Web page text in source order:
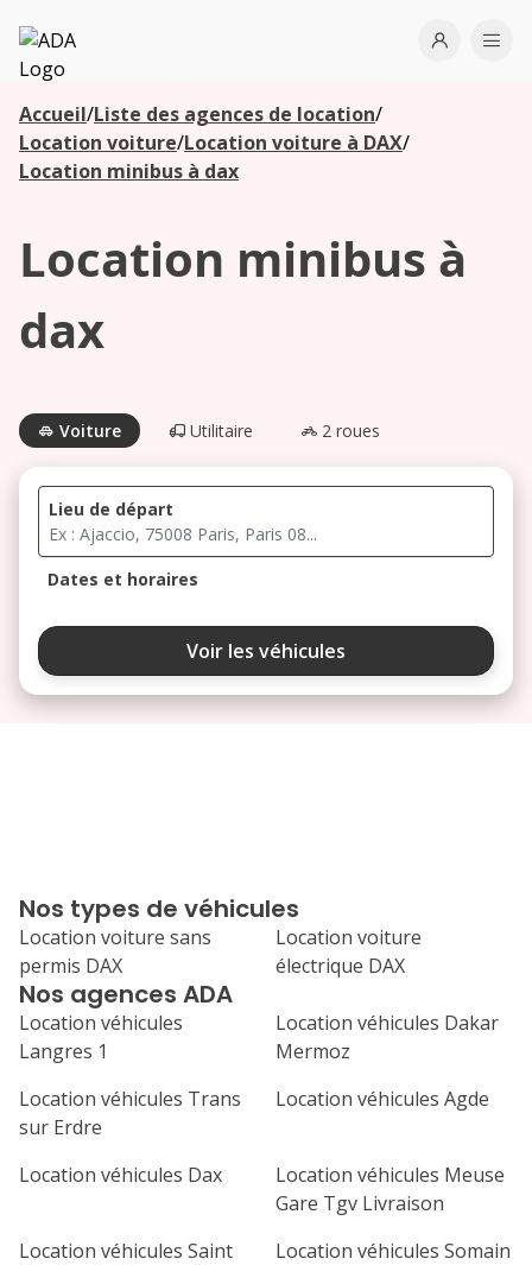
ADA
Open
Accueil/Liste des agences de location/
Location voiture/Location voiture à DAX/
Location minibus à dax
Location minibus à
dax
Voiture Utilitaire 2 roues
Lieu de départ
Dates et horaires
août 2026
ma me
24 25 26
31
septembre 2026
lu me
1
3 4
7
16 17
21 22 23 24 25
Voir les véhicules
Nos agences ADA
Location véhicules
Langres 1
Location véhicules Dakar
Mermoz
Location véhicules Trans
sur Erdre
Location véhicules Agde
Location véhicules Dax
Location véhicules Meuse
Gare Tgv Livraison
Location véhicules Saint
Location véhicules Somain
Nos types de véhicules
Location voiture sans
permis DAX
Location voiture
électrique DAX
Les
agences à
proximité
Commencez
votre
recherche
proximité